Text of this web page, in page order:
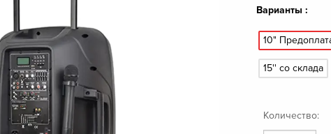
Варианты :
10"
15'' со склада
Количество: